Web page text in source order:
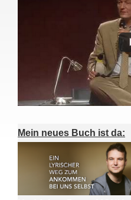
Mein neues Buch ist da: